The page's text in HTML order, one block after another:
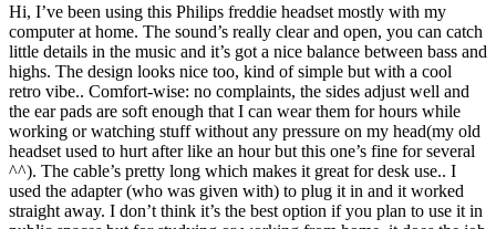
Hi, I’ve been using this Philips freddie headset mostly with my
computer at home. The sound’s really clear and open, you can catch
little details in the music and it’s got a nice balance between bass and
highs. The design looks nice too, kind of simple but with a cool
retro vibe.. Comfort-wise: no complaints, the sides adjust well and
the ear pads are soft enough that I can wear them for hours while
working or watching stuff without any pressure on my head(my old
headset used to hurt after like an hour but this one’s fine for several
^^). The cable’s pretty long which makes it great for desk use.. I
used the adapter (who was given with) to plug it in and it worked
straight away. I don’t think it’s the best option if you plan to use it in